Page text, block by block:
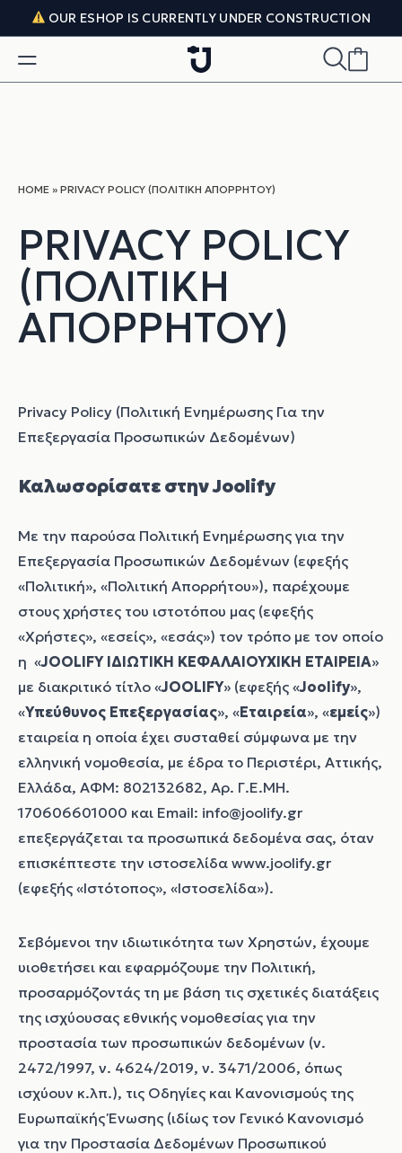
Skip to content
OUR ESHOP IS CURRENTLY UNDER CONSTRUCTION
HOME » PRIVACY POLICY (ΠΟΛΙΤΙΚΉ ΑΠΟΡΡΉΤΟΥ)
PRIVACY POLICY
(ΠΟΛΙΤΙΚΉ
ΑΠΟΡΡΉΤΟΥ)
Privacy Policy (Πολιτική Ενημέρωσης Για την
Επεξεργασία Προσωπικών Δεδομένων)
Καλωσορίσατε στην Joolify
Με την παρούσα Πολιτική Ενημέρωσης για την
Επεξεργασία Προσωπικών Δεδομένων (εφεξής
«Πολιτική», «Πολιτική Απορρήτου»), παρέχουμε
στους χρήστες του ιστοτόπου μας (εφεξής
«Χρήστες», «εσείς», «εσάς») τον τρόπο με τον οποίο
η «JOOLIFY ΙΔΙΩΤΙΚΗ ΚΕΦΑΛΑΙΟΥΧΙΚΗ ΕΤΑΙΡΕΙΑ»
με διακριτικό τίτλο «JOOLIFY» (εφεξής «Joolify»,
«Υπεύθυνος Επεξεργασίας», «Εταιρεία», «εμείς»)
εταιρεία η οποία έχει συσταθεί σύμφωνα με την
ελληνική νομοθεσία, με έδρα το Περιστέρι, Αττικής,
Ελλάδα, ΑΦΜ: 802132682, Αρ. Γ.Ε.ΜΗ.
170606601000 και Email: info@joolify.gr
επεξεργάζεται τα προσωπικά δεδομένα σας, όταν
επισκέπτεστε την ιστοσελίδα www.joolify.gr
(εφεξής «Ιστότοπος», «Ιστοσελίδα»).
Σεβόμενοι την ιδιωτικότητα των Χρηστών, έχουμε
υιοθετήσει και εφαρμόζουμε την Πολιτική,
προσαρμόζοντάς τη με βάση τις σχετικές διατάξεις
της ισχύουσας εθνικής νομοθεσίας για την
προστασία των προσωπικών δεδομένων (ν.
2472/1997, ν. 4624/2019, ν. 3471/2006, όπως
ισχύουν κ.λπ.), τις Οδηγίες και Κανονισμούς της
Ευρωπαϊκής Ένωσης (ιδίως τον Γενικό Κανονισμό
για την Προστασία Δεδομένων Προσωπικού